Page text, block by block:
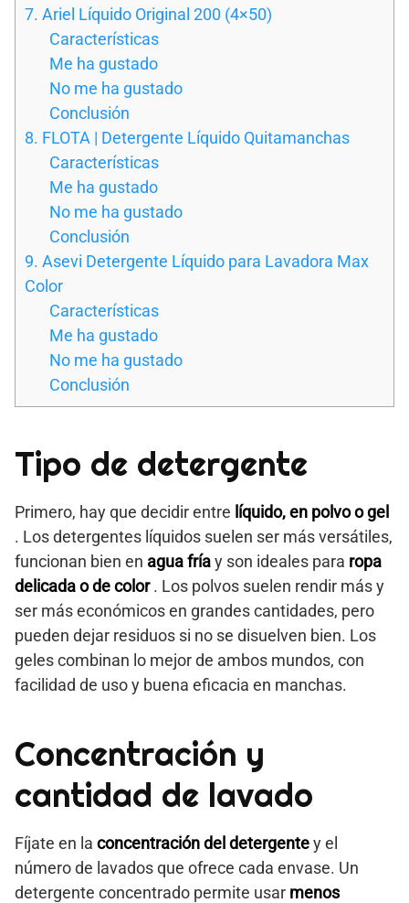
7. Ariel Líquido Original 200 (4×50)
Características
Me ha gustado
No me ha gustado
Conclusión
8. FLOTA | Detergente Líquido Quitamanchas
Características
Me ha gustado
No me ha gustado
Conclusión
9. Asevi Detergente Líquido para Lavadora Max
Color
Características
Me ha gustado
No me ha gustado
Conclusión
Tipo de detergente
Primero, hay que decidir entre líquido, en polvo o gel
. Los detergentes líquidos suelen ser más versátiles,
funcionan bien en agua fríay son ideales para ropa
delicada o de color. Los polvos suelen rendir más y
ser más económicos en grandes cantidades, pero
pueden dejar residuos si no se disuelven bien. Los
geles combinan lo mejor de ambos mundos, con
facilidad de uso y buena eficacia en manchas.
Concentración y
cantidad de lavado
Fíjate en la concentración del detergentey el
número de lavados que ofrece cada envase. Un
detergente concentrado permite usar menos